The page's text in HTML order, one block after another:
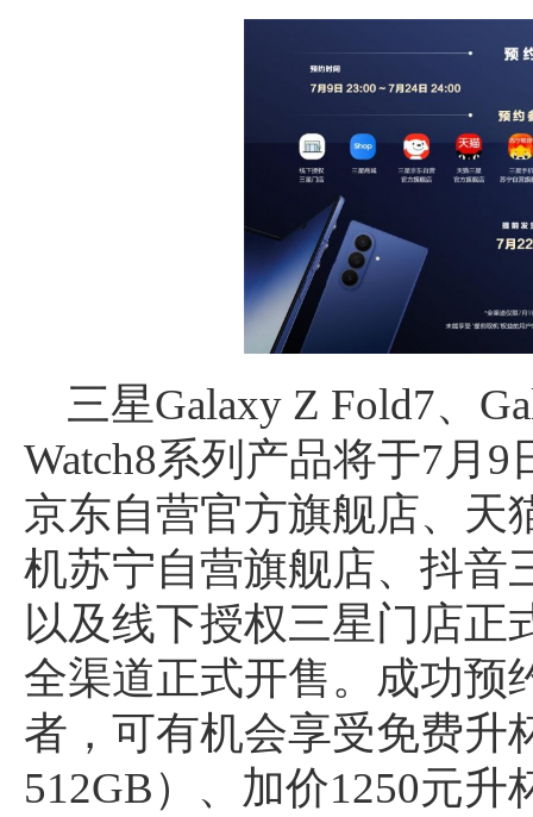
三星Galaxy Z Fold7、
Watch8系列产品将于7月
京东自营官方旗舰店、天
机苏宁自营旗舰店、抖音
以及线下授权三星门店正
全渠道正式开售。成功预
者，可有机会享受免费升
512GB）、加价1250元